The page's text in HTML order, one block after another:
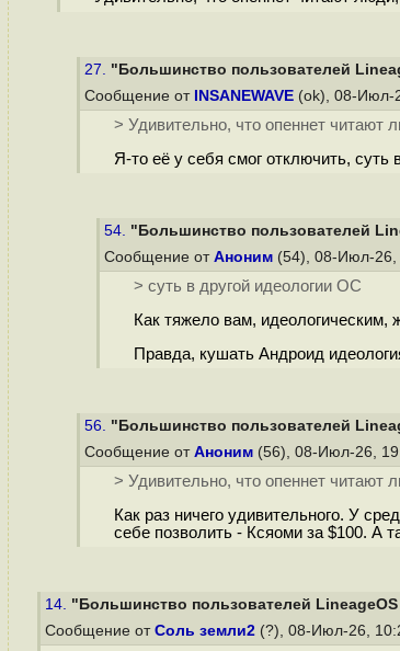
27. "Большинство пользователей
Сообщение от INSANEWAVE (ok), 08-Июл-
> Удивительно, что опеннет читают
Я-то её у себя смог отключить,
54. "Большинство пользователей
Сообщение от Аноним (54), 08-Июл-26,
> суть в другой идеологии ОС
Как тяжело вам, идеологическим,
Правда, кушать Андроид
56. "Большинство пользователей
Сообщение от Аноним (56), 08-Июл-26,
> Удивительно, что опеннет читают
Как раз ничего удивительного. У
себе позволить - Ксяоми за $100. А
14. "Большинство пользователей
Сообщение от Соль земли2 (?), 08-Июл-26,